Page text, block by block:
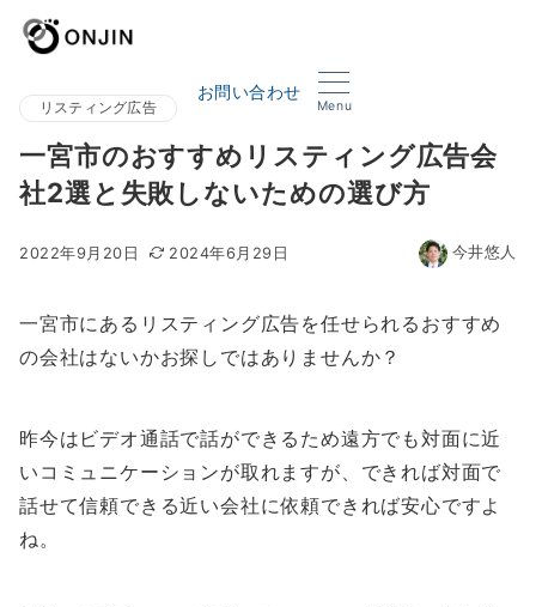
お問い合わせ
Menu
リスティング広告
一宮市のおすすめリスティング広告会
社2選と失敗しないための選び方
2022年9月20日 2024年6月29日 今井悠人
一宮市にあるリスティング広告を任せられるおすすめ
の会社はないかお探しではありませんか？
昨今はビデオ通話で話ができるため遠方でも対面に近
いコミュニケーションが取れますが、できれば対面で
話せて信頼できる近い会社に依頼できれば安心ですよ
ね。